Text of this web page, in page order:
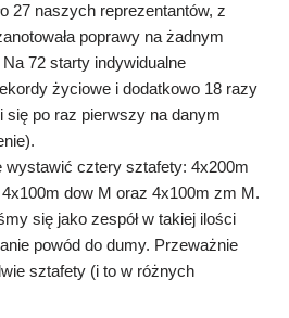
27 naszych reprezentantów, z
poprawy na żadnym
72 starty indywidualne
życiowe i dodatkowo 18 razy
się po raz pierwszy na danym
wystawić cztery sztafety: 4x200m
dow M oraz 4x100m zm M.
się jako zespół w takiej ilości
powód do dumy. Przeważnie
sztafety (i to w różnych